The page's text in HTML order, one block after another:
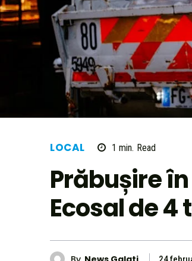
LOCAL 1 min. Read
Prăbușire
Ecosal de 4